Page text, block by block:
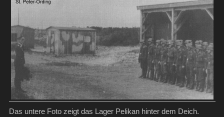
Das untere Foto zeigt das Lager Pelikan hinter dem Deich.